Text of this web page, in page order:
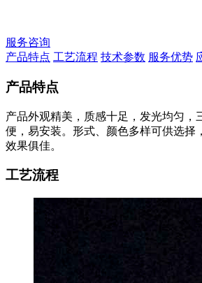
服务咨询
产品特点 工艺流程 技术参数 服务优势
产品特点
产品外观精美，质感十足，发光均匀，
便，易安装。形式、颜色多样可供选择
效果俱佳。
工艺流程